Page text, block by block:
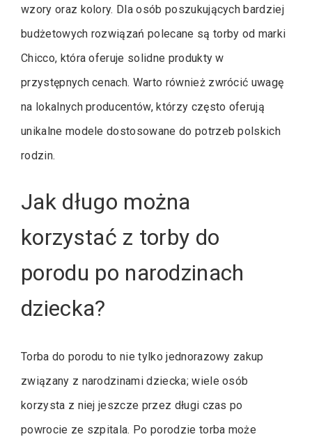
wzory oraz kolory. Dla osób poszukujących bardziej
budżetowych rozwiązań polecane są torby od marki
Chicco, która oferuje solidne produkty w
przystępnych cenach. Warto również zwrócić uwagę
na lokalnych producentów, którzy często oferują
unikalne modele dostosowane do potrzeb polskich
rodzin.
Jak długo można
korzystać z torby do
porodu po narodzinach
dziecka?
Torba do porodu to nie tylko jednorazowy zakup
związany z narodzinami dziecka; wiele osób
korzysta z niej jeszcze przez długi czas po
powrocie ze szpitala. Po porodzie torba może